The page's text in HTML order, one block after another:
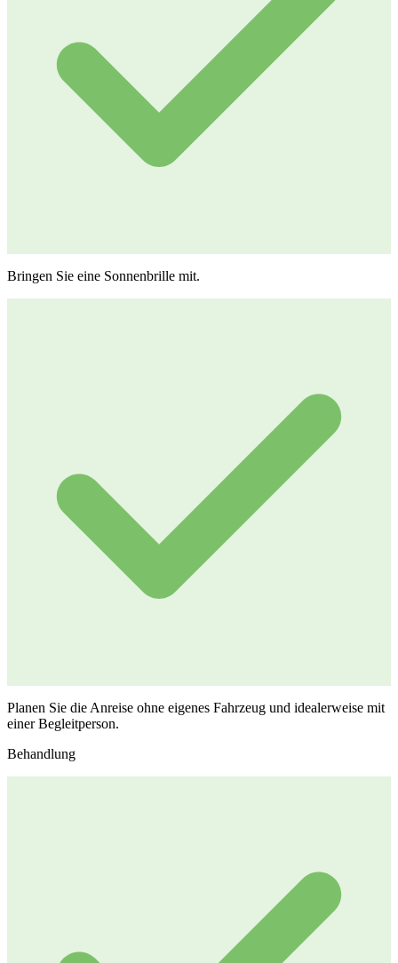
Bringen Sie eine Sonnenbrille mit.
Planen Sie die Anreise ohne eigenes Fahrzeug und idealerweise mit
einer Begleitperson.
Behandlung